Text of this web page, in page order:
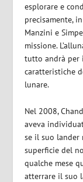
esplorare e
precisamente,
Manzini e
missione.
tutto andrà per
caratteristiche
lunare.
Nel 2008,
aveva
se il suo lander
superficie del
qualche mese
atterrare il suo